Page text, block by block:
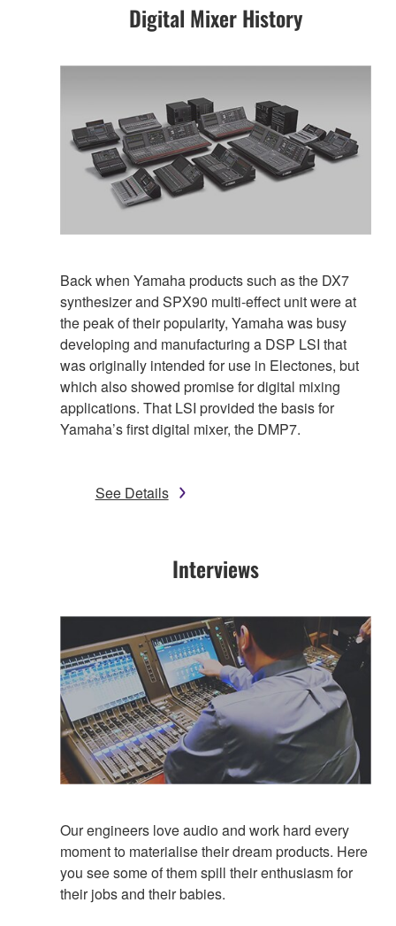
Digital Mixer History
Back when Yamaha products such as the DX7
synthesizer and SPX90 multi-effect unit were at
the peak of their popularity, Yamaha was busy
developing and manufacturing a DSP LSI that
was originally intended for use in Electones, but
which also showed promise for digital mixing
applications. That LSI provided the basis for
Yamaha’s first digital mixer, the DMP7.
See Details
Interviews
Our engineers love audio and work hard every
moment to materialise their dream products. Here
you see some of them spill their enthusiasm for
their jobs and their babies.